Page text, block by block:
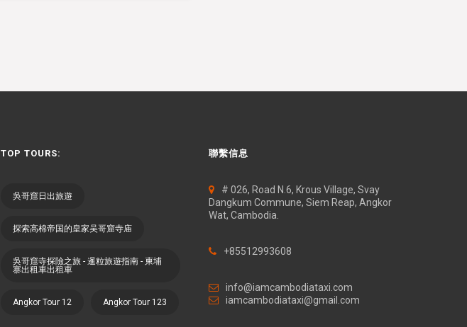
TOP TOURS:
吳哥窟日出旅遊
探索高棉帝国的皇家吴哥窟寺庙
吳哥窟寺探險之旅 - 暹粒旅遊指南 - 柬埔
寨出租車出租車
Angkor Tour 12 Angkor Tour 123
聯繫信息
# 026, Road N.6, Krous Village, Svay
Dangkum Commune, Siem Reap, Angkor
Wat, Cambodia.
+85512993608
info@iamcambodiataxi.com
iamcambodiataxi@gmail.com